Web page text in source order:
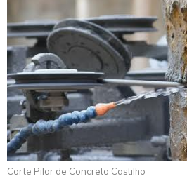
Corte Pilar de Concreto Castilho